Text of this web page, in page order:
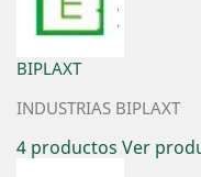
BIPLAXT
INDUSTRIAS BIPLAXT
4 productos Ver